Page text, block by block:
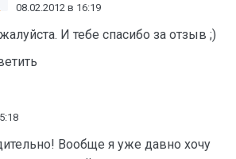
08.02.2012 в 16:19
И тебе спасибо за отзыв ;)
Вообще я уже давно хочу